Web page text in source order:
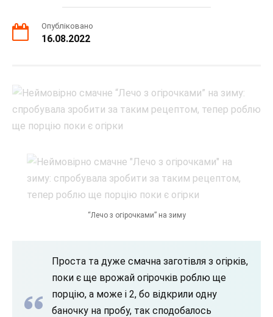
Опубліковано
16.08.2022
“Лечо з огірочками” на зиму
Проста та дуже смачна заготівля з огірків,
поки є ще врожай огірочків роблю ще
порцію, а може і 2, бо відкрили одну
баночку на пробу, так сподобалось